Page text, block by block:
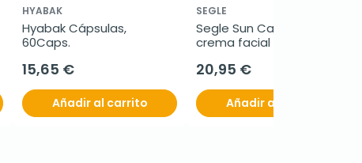
HYABAK
Hyabak Cápsulas,
60Caps.
15,65 €
Añadir al carrito
SEGLE
Segle Sun Care solar gel-
crema facial SPF50+, 50
20,95 €
Añadir al carrito